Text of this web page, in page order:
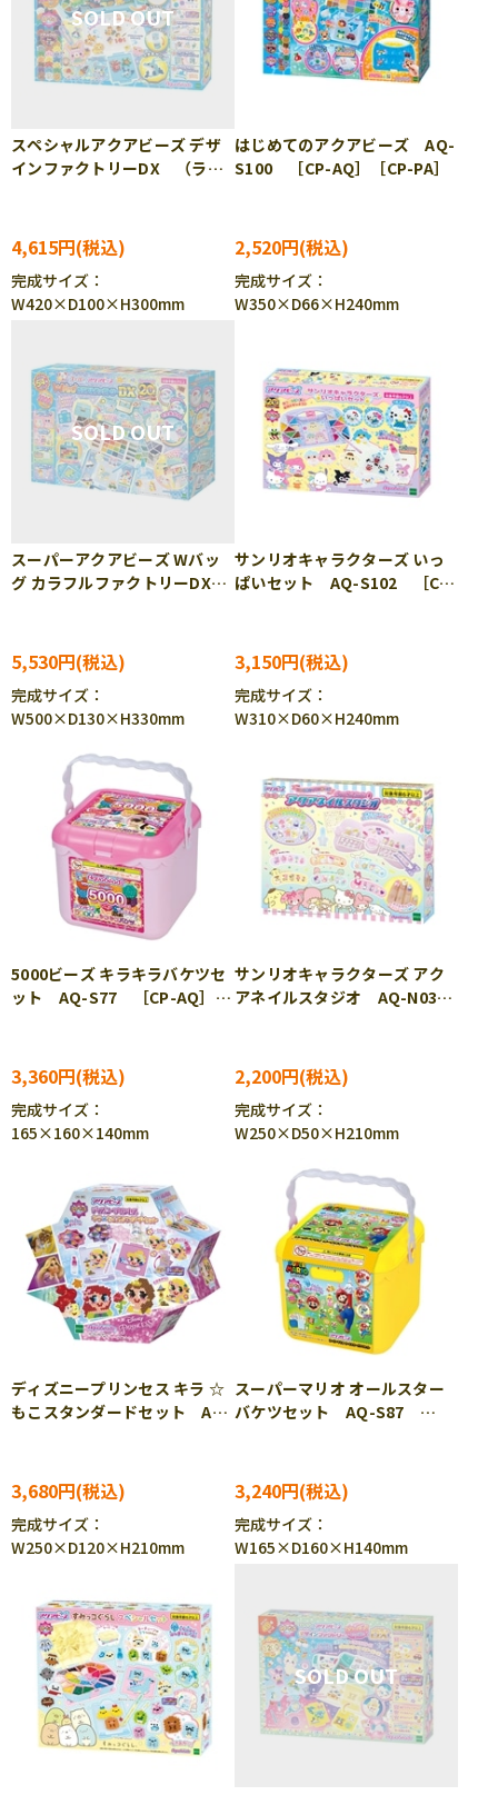
スペシャルアクアビーズ デザ
インファクトリーDX （ラッ
4,615円
完成サイズ：
W420×D100×H300mm
はじめてのアクアビーズ AQ-
S100 ［CP-AQ］［CP-PA］
2,520円
完成サイズ：
W350×D66×H240mm
スーパーアクアビーズ Wバッ
グ カラフルファクトリーDX
5,530円
完成サイズ：
W500×D130×H330mm
サンリオキャラクターズ いっ
ぱいセット AQ-S102 ［CP-
3,150円
完成サイズ：
W310×D60×H240mm
5000ビーズ キラキラバケツセ
ット AQ-S77 ［CP-AQ］
3,360円
完成サイズ：
165×160×140mm
サンリオキャラクターズ アク
アネイルスタジオ AQ-N03
2,200円
完成サイズ：
W250×D50×H210mm
ディズニープリンセス キラ ☆
もこスタンダードセット AQ-
3,680円
完成サイズ：
W250×D120×H210mm
スーパーマリオ オールスター
バケツセット AQ-S87
3,240円
完成サイズ：
W165×D160×H140mm